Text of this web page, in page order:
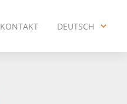
KONTAKT DEUTSCH